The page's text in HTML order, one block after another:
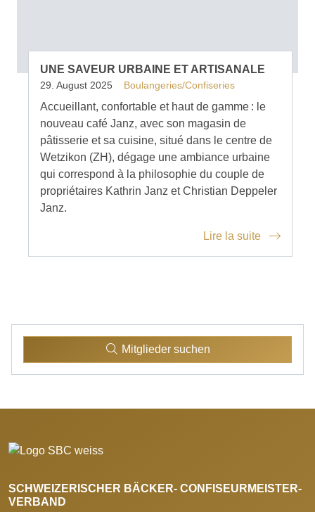
UNE SAVEUR URBAINE ET ARTISANALE
29. August 2025 Boulangeries/Confiseries
Accueillant, confortable et haut de gamme : le
nouveau café Janz, avec son magasin de
pâtisserie et sa cuisine, situé dans le centre de
Wetzikon (ZH), dégage une ambiance urbaine
qui correspond à la philosophie du couple de
propriétaires Kathrin Janz et Christian Deppeler
Janz.
Lire la suite
Mitglieder suchen
SCHWEIZERISCHER BÄCKER- CONFISEURMEISTER-
VERBAND